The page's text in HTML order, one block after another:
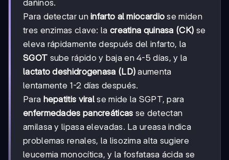
dañinos.
Para detectar uninfarto al miocardio se miden
tres enzimas clave: la creatina quinasa (CK) se
eleva rápidamente después del infarto, la
SGOT sube rápido y baja en 4-5 días, y la
lactato deshidrogenasa (LD) aumenta
lentamente 1-2 días después.
Para hepatitis viral se mide la SGPT, para
enfermedades pancreáticas se detectan
amilasa y lipasa elevadas. La ureasa indica
problemas renales, la lisozima alta sugiere
leucemia monocítica, y la fosfatasa ácida se